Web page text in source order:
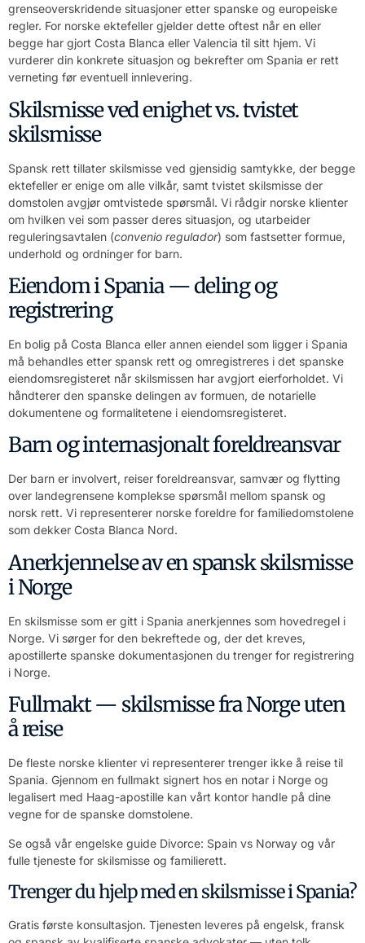
grenseoverskridende situasjoner etter spanske og europeiske
regler. For norske ektefeller gjelder dette oftest når en eller
begge har gjort Costa Blanca eller Valencia til sitt hjem. Vi
vurderer din konkrete situasjon og bekrefter om Spania er rett
verneting før eventuell innlevering.
Skilsmisse ved enighet vs. tvistet
skilsmisse
Spansk rett tillater skilsmisse ved gjensidig samtykke, der begge
ektefeller er enige om alle vilkår, samt tvistet skilsmisse der
domstolen avgjør omtvistede spørsmål. Vi rådgir norske klienter
om hvilken vei som passer deres situasjon, og utarbeider
reguleringsavtalen (convenio regulador) som fastsetter formue,
underhold og ordninger for barn.
Eiendom i Spania — deling og
registrering
En bolig på Costa Blanca eller annen eiendel som ligger i Spania
må behandles etter spansk rett og omregistreres i det spanske
eiendomsregisteret når skilsmissen har avgjort eierforholdet. Vi
håndterer den spanske delingen av formuen, de notarielle
dokumentene og formalitetene i eiendomsregisteret.
Barn og internasjonalt foreldreansvar
Der barn er involvert, reiser foreldreansvar, samvær og flytting
over landegrensene komplekse spørsmål mellom spansk og
norsk rett. Vi representerer norske foreldre for familiedomstolene
som dekker Costa Blanca Nord.
Anerkjennelse av en spansk skilsmisse
i Norge
En skilsmisse som er gitt i Spania anerkjennes som hovedregel i
Norge. Vi sørger for den bekreftede og, der det kreves,
apostillerte spanske dokumentasjonen du trenger for registrering
i Norge.
Fullmakt — skilsmisse fra Norge uten
å reise
De fleste norske klienter vi representerer trenger ikke å reise til
Spania. Gjennom en fullmakt signert hos en notar i Norge og
legalisert med Haag-apostille kan vårt kontor handle på dine
vegne for de spanske domstolene.
Se også vår engelske guide Divorce: Spain vs Norway og vår
fulle tjeneste for skilsmisse og familierett.
Trenger du hjelp med en skilsmisse i Spania?
Gratis første konsultasjon. Tjenesten leveres på engelsk, fransk